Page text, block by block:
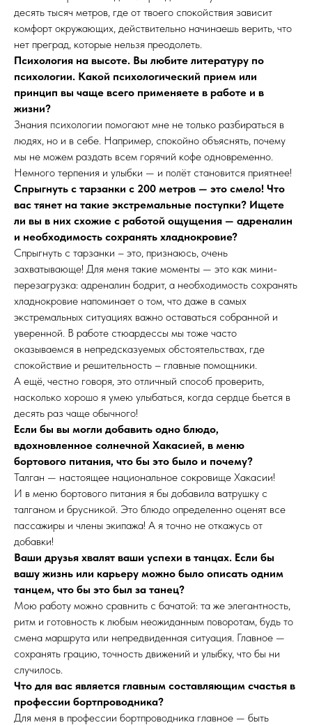
десять тысяч метров, где от твоего спокойствия зависит
комфорт окружающих, действительно начинаешь верить, что
нет преград, которые нельзя преодолеть.
Психология на высоте. Вы любите литературу по
психологии. Какой психологический прием или
принцип вы чаще всего применяете в работе и в
жизни?
Знания психологии помогают мне не только разбираться в
людях, но и в себе. Например, спокойно объяснять, почему
мы не можем раздать всем горячий кофе одновременно.
Немного терпения и улыбки — и полёт становится приятнее!
Спрыгнуть с тарзанки с 200 метров — это смело! Что
вас тянет на такие экстремальные поступки? Ищете
ли вы в них схожие с работой ощущения — адреналин
и необходимость сохранять хладнокровие?
Спрыгнуть с тарзанки – это, признаюсь, очень
захватывающе! Для меня такие моменты — это как мини-
перезагрузка: адреналин бодрит, а необходимость сохранять
хладнокровие напоминает о том, что даже в самых
экстремальных ситуациях важно оставаться собранной и
уверенной. В работе стюардессы мы тоже часто
оказываемся в непредсказуемых обстоятельствах, где
спокойствие и решительность – главные помощники.
А ещё, честно говоря, это отличный способ проверить,
насколько хорошо я умею улыбаться, когда сердце бьется в
десять раз чаще обычного!
Если бы вы могли добавить одно блюдо,
вдохновленное солнечной Хакасией, в меню
бортового питания, что бы это было и почему?
Талган — настоящее национальное сокровище Хакасии!
И в меню бортового питания я бы добавила ватрушку с
талганом и брусникой. Это блюдо определенно оценят все
пассажиры и члены экипажа! А я точно не откажусь от
добавки!
Ваши друзья хвалят ваши успехи в танцах. Если бы
вашу жизнь или карьеру можно было описать одним
танцем, что бы это был за танец?
Мою работу можно сравнить с бачатой: та же элегантность,
ритм и готовность к любым неожиданным поворотам, будь то
смена маршрута или непредвиденная ситуация. Главное —
сохранять грацию, точность движений и улыбку, что бы ни
случилось.
Что для вас является главным составляющим счастья в
профессии бортпроводника?
Для меня в профессии бортпроводника главное — быть